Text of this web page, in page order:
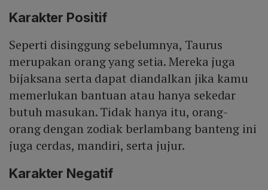
Karakter Positif
Seperti disinggung sebelumnya, Taurus
merupakan orang yang setia. Mereka juga
bijaksana serta dapat diandalkan jika kamu
memerlukan bantuan atau hanya sekedar
butuh masukan. Tidak hanya itu, orang-
orang dengan zodiak berlambang banteng ini
juga cerdas, mandiri, serta jujur.
Karakter Negatif